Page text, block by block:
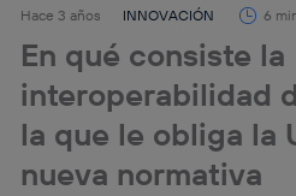
Hace 3 años INNOVACIÓN 6
En qué consiste la
interoperabilidad
la que le obliga la
nueva normativa